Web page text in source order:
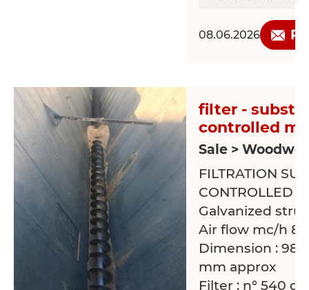
08.06.2026
filter -
controlled
Sale >
FILTRATION
CONTROLLED -
Galvanized
Air flow mc/h
Dimension :
mm approx
Filter : n° 540